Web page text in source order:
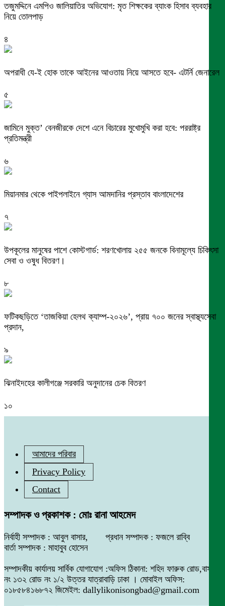
তজুমদ্দিনে এমপিও জালিয়াতির অভিযোগ: মৃত শিক্ষকের ব্যাংক হিসাব ব্যবহার
নিয়ে তোলপাড়
৪
অপরাধী যে-ই হোক তাকে আইনের আওতায় নিয়ে আসতে হবে- এটর্নি জেনারেল
৫
জামিনে মুক্ত’ বেনজীরকে দেশে এনে বিচারের মুখোমুখি করা হবে: পররাষ্ট্র
প্রতিমন্ত্রী
৬
মিয়ানমার থেকে পাইপলাইনে গ্যাস আমদানির প্রস্তাব বাংলাদেশের
৭
উপকূলের মানুষের পাশে কোস্টগার্ড: শরণখোলায় ২৫৫ জনকে বিনামূল্যে চিকিৎসা
সেবা ও ওষুধ বিতরণ।
৮
ফটিকছড়িতে ‘তাজকিয়া হেলথ ক্যাম্প-২০২৬’, প্রায় ৭০০ জনের স্বাস্থ্যসেবা
প্রদান,
৯
ঝিনাইদহের কালীগঞ্জে সরকারি অনুদানের চেক বিতরণ
১০
আমাদের পরিবার
Privacy Policy
Contact
সম্পাদক ও প্রকাশক : মোঃ রানা আহমেদ
নির্বাহী সম্পাদক : আবুল বাসার, প্রধান সম্পাদক : ফজলে রাব্বি
বার্তা সম্পাদক : মাহাবুব হোসেন
সম্পাদকীয় কার্যালয় সার্বিক যোগাযোগ :অফিস ঠিকানা: শহিদ ফারুক রোড,বাসা
নং ১৩২ রোড নং ১/২ উত্তর যাত্রাবাড়ি ঢাকা । মোবাইল অফিস:
০১৮৫৮৪১৬৮৭২ জিমেইল: dallylikonisongbad@gmail.com